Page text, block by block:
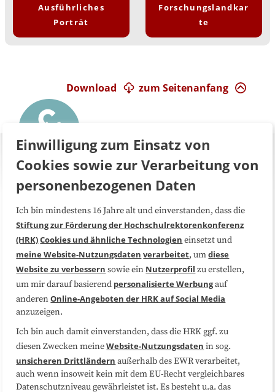
Ausführliches
Porträt
Forschungslandkar
te
zum Seitenanfang
Download
Über uns FAQ
Medienarbeit Kooperationen
Datenschutzerklärung Impressum
Sitemap
Folgen Sie uns
Einwilligung zum Einsatz von
Cookies sowie zur Verarbeitung von
personenbezogenen Daten
Ich bin mindestens 16 Jahre alt und einverstanden, dass die
Stiftung zur Förderung der Hochschulrektorenkonferenz
(HRK)Cookies und ähnliche Technologien einsetzt und
meine Website-Nutzungsdaten verarbeitet, umdiese
Website zu verbessern sowie ein Nutzerprofil zu erstellen,
um mir darauf basierend personalisierte Werbungauf
anderenOnline-Angeboten der HRK auf Social Media
anzuzeigen.
Ich bin auch damit einverstanden, dass die HRK ggf. zu
diesen Zwecken meineWebsite-Nutzungsdaten in sog.
unsicheren Drittländern außerhalb des EWR verarbeitet,
auch wenn insoweit kein mit dem EU-Recht vergleichbares
Datenschutzniveau gewährleistet ist. Es besteht u.a. das